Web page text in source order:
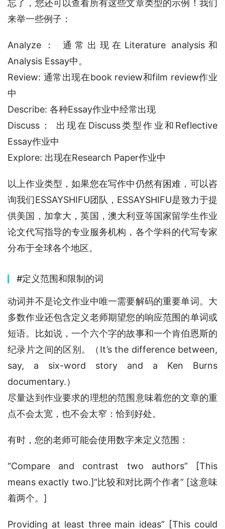
忘了，您还可以查看所有这些文章类型的示例！我们
来举一些例子：
Analyze： 通常出现在Literature analysis和
Analysis Essay中。
Review: 通常出现在book review和film review作业
中
Describe: 各种Essay作业中经常出现
Discuss： 出现在Discuss类型作业和Reflective
Essay作业中
Explore: 出现在Research Paper作业中
以上作业类型，如果您在写作中仍然有困难，可以咨
询我们ESSAYSHIFU团队，ESSAYSHIFU是致力于提
供美国，加拿大，英国，澳大利亚等国家留学生作业
论文代写指导的专业服务机构，各个学科的代写专家
分布于全球各个地区。
#定义范围和限制的词
动词并不是论文作业中唯一需要解码的重要单词。大
多数作业还包含定义老师期望您的响应范围的单词或
短语。比如说，一个六个字的故事和一个肯伯恩斯的
纪录片之间的区别。（It’s the difference between,
say, a six-word story and a Ken Burns
documentary.）
尽量达到作业要求的理想的范围意味着您的文章的重
点不会太宽，也不会太窄：恰到好处。
有时，您的老师可能会使用数字来定义范围：
“Compare and contrast two authors” [This
means exactly two.]“比较和对比两个作者” [这意味
着两个。]
Providing at least three main ideas” [This could